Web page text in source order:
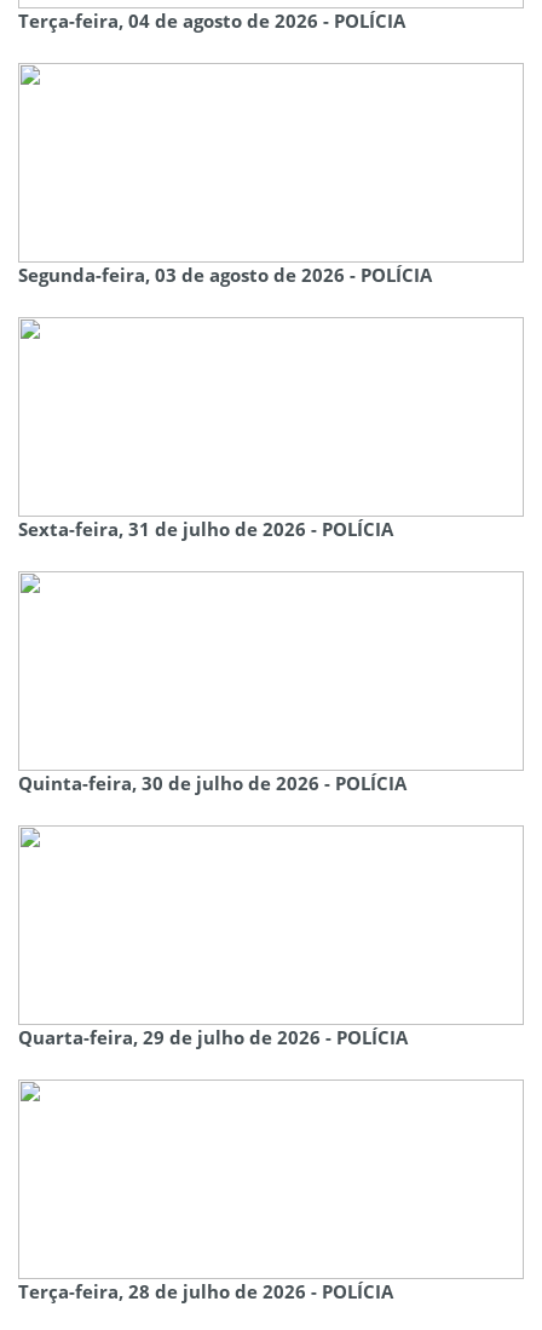
Terça-feira, 04 de agosto de 2026 - POLÍCIA
Segunda-feira, 03 de agosto de 2026 - POLÍCIA
Sexta-feira, 31 de julho de 2026 - POLÍCIA
Quinta-feira, 30 de julho de 2026 - POLÍCIA
Quarta-feira, 29 de julho de 2026 - POLÍCIA
Terça-feira, 28 de julho de 2026 - POLÍCIA